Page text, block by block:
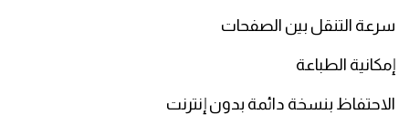
التنقل بين الصفحات
الطباعة
بنسخة دائمة بدون إنترنت